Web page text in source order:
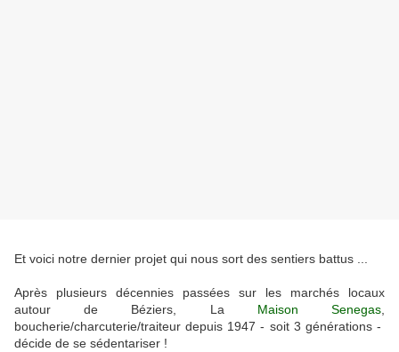
Et voici notre dernier projet qui nous sort des sentiers battus ...
Après plusieurs décennies passées sur les marchés locaux
autour de Béziers, La
Maison Senegas
boucherie/charcuterie/traiteur depuis 1947 - soit 3 générations -
décide de se sédentariser !